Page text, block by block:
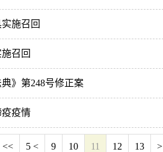
施召回
召回
》第248号修正案
疫情
<< 5 < 9 10 11 12 13